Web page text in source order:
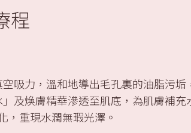
程
吸力，溫和地導出毛孔裏的油脂污垢
及煥膚精華滲透至肌底，為肌膚補充
，重現水潤無瑕光澤。